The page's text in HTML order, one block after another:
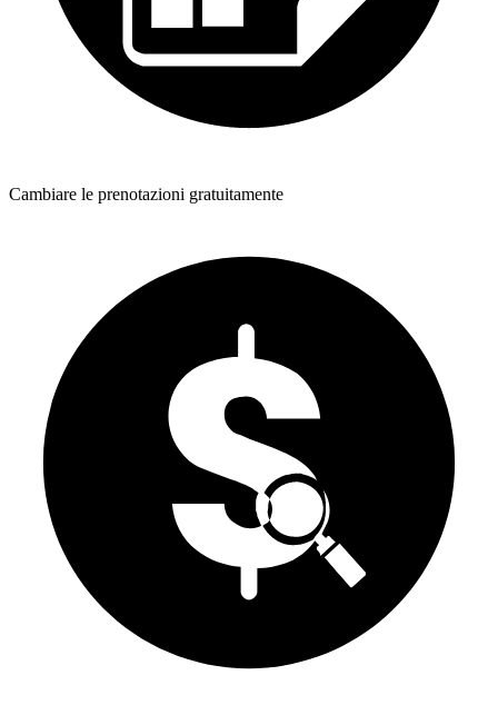
Cambiare le prenotazioni gratuitamente